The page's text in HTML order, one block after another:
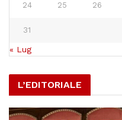
24 25 26
31
« Lug
L’EDITORIALE